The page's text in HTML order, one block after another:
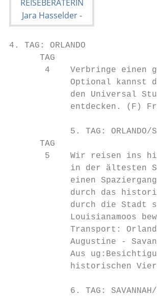
4. TAG: ORLANDO
      TAG
4    Verbringe einen
Optional kannst
den Universal
entdecken. (F)
5. TAG: ORLANDO/
      TAG
5    Wir reisen ins
in der ältesten
einen
durch das
durch die Stadt
Louisianamoos
Transport:
Augustine -
Aus
historischen
6. TAG: